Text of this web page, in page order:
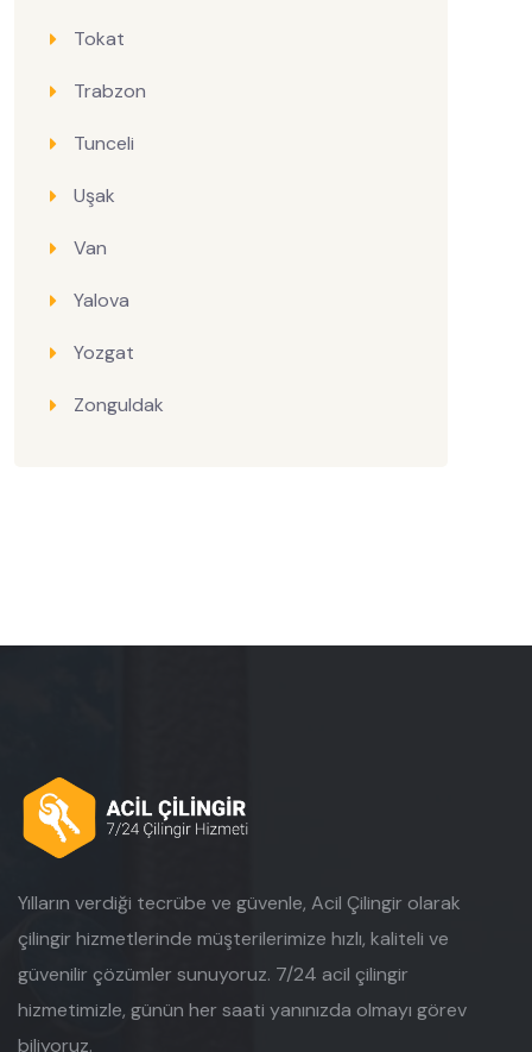
Tokat
Trabzon
Tunceli
Uşak
Van
Yalova
Yozgat
Zonguldak
Yılların verdiği tecrübe ve güvenle, Acil Çilingir olarak
çilingir hizmetlerinde müşterilerimize hızlı, kaliteli ve
güvenilir çözümler sunuyoruz. 7/24 acil çilingir
hizmetimizle, günün her saati yanınızda olmayı görev
biliyoruz.